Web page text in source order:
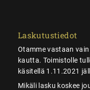
Laskutustiedot
Otamme vastaan
kautta. Toimistolle
käsitellä 1.11.2021
Mikäli lasku koskee